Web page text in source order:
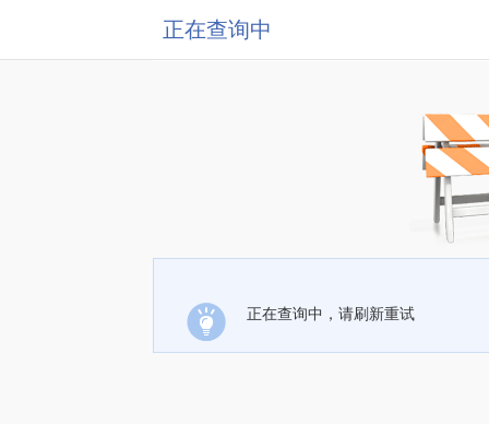
正在查询中
正在查询中，请刷新重试